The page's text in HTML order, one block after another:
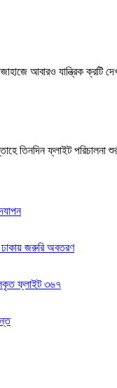
আবারও যান্ত্রিক ক্রটি
তিনদিন ফ্লাইট পরিচালনা
ঢাকায় জরুরি অবতরণ
ফ্লাইট ৩৬৭